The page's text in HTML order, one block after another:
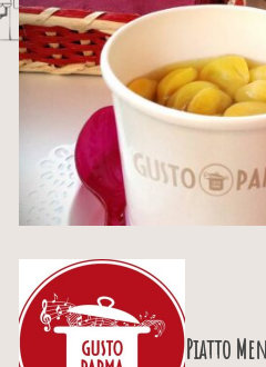
Piatto